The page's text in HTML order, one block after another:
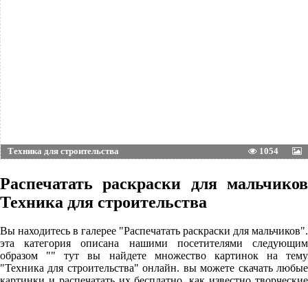
Техника для строительства 1054
Распечатать раскраски для мальчиков
Техника для строительства
Вы находитесь в галерее "Распечатать раскраски для мальчиков".
эта категория описана нашими посетителями следующим
образом "" тут вы найдете множество картинок на тему
"Техника для строительства" онлайн. вы можете скачать любые